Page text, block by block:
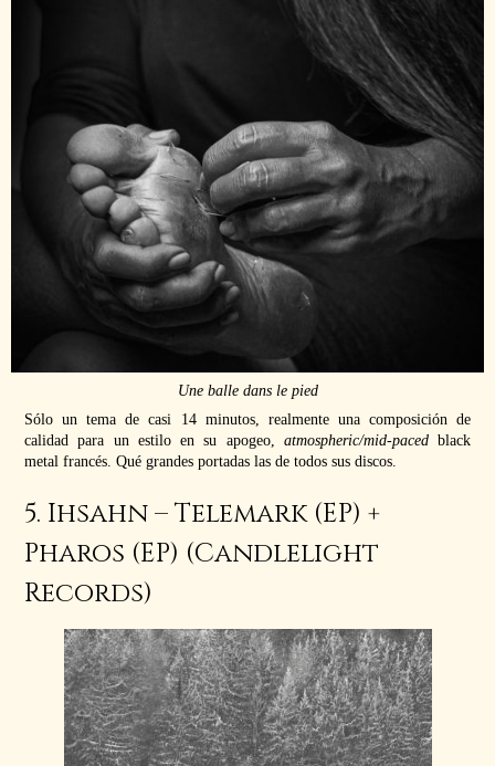
Une balle dans le pied
Sólo un tema de casi 14 minutos, realmente una composición de
calidad para un estilo en su apogeo, atmospheric/mid-pacedblack
metal francés. Qué grandes portadas las de todos sus discos.
5. Ihsahn – Telemark (EP) +
Pharos (EP) (Candlelight
Records)